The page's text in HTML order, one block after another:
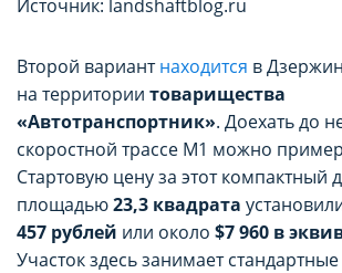
Источник: landshaftblog.ru
Второй вариантнаходится в
на территории товарищества
«Автотранспортник». Доехать до
скоростной трассе М1 можно
Стартовую цену за этот компактный
площадью23,3 квадрата
457 рублей или около $7 960 в
Участок здесь занимает